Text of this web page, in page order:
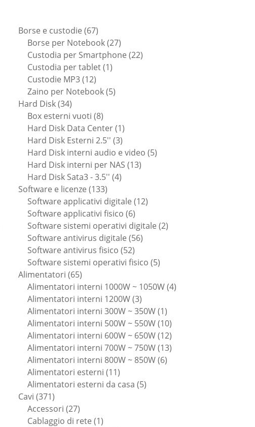
Borse e custodie 6767
prodotti
Borse per Notebook 2727
prodotti
Custodia per Smartphone 2222
Custodia per tablet 11
Custodie MP3 1212
prodotti
Zaino per Notebook 55
Hard Disk 3434
prodotti
Box esterni vuoti 88
prodotti
Hard Disk Data Center 11
prodotto
Hard Disk Esterni 2.5'' 33
prodotti
Hard Disk interni audio e video 55
Hard Disk interni per NAS 1313
Hard Disk Sata3 - 3.5'' 44
Software e licenze 133133
prodotti
Software applicativi digitale 1212
Software applicativi fisico 66
prodotti
Software sistemi operativi digitale 22
Software antivirus digitale 5656
Software antivirus fisico 5252
prodotti
Software sistemi operativi fisico 55
Alimentatori 6565
prodotti
Alimentatori interni 1000W ~ 1050W 44
Alimentatori interni 1200W 33
prodotti
Alimentatori interni 300W ~ 350W 11
prodotto
Alimentatori interni 500W ~ 550W 1010
prodotti
Alimentatori interni 600W ~ 650W 1212
prodotti
Alimentatori interni 700W ~ 750W 1313
Alimentatori interni 800W ~ 850W 66
Alimentatori esterni 1111
prodotti
Alimentatori esterni da casa 55
Cavi 371371
prodotti
Accessori 2727
prodotti
Cablaggio di rete 11